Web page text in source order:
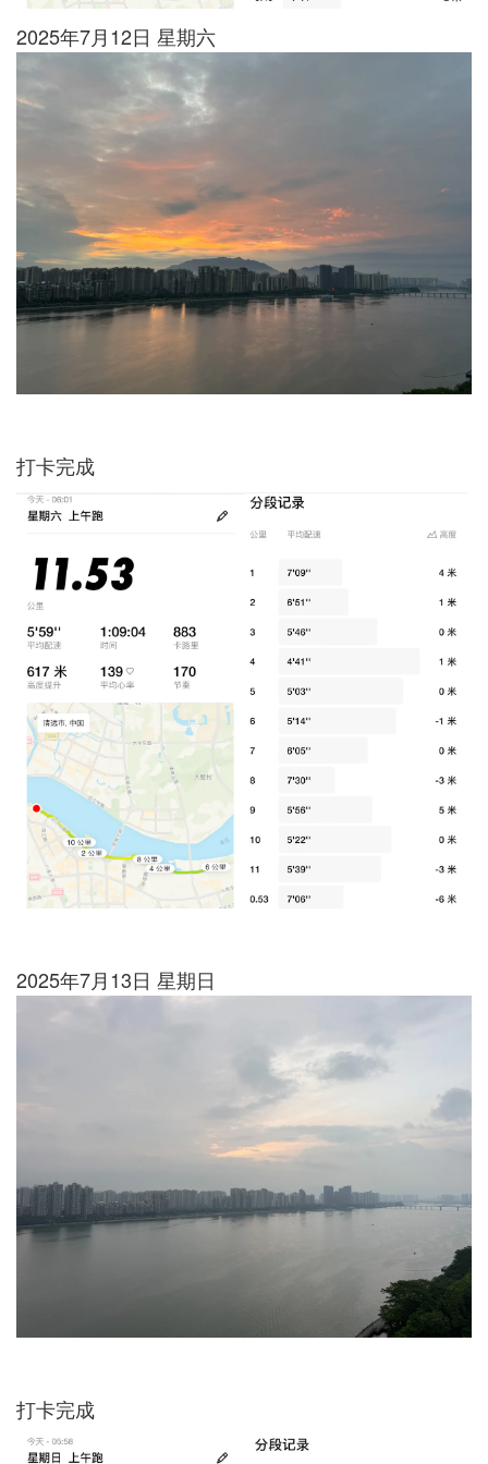
2025年7月12日 星期六
打卡完成
2025年7月13日 星期日
打卡完成